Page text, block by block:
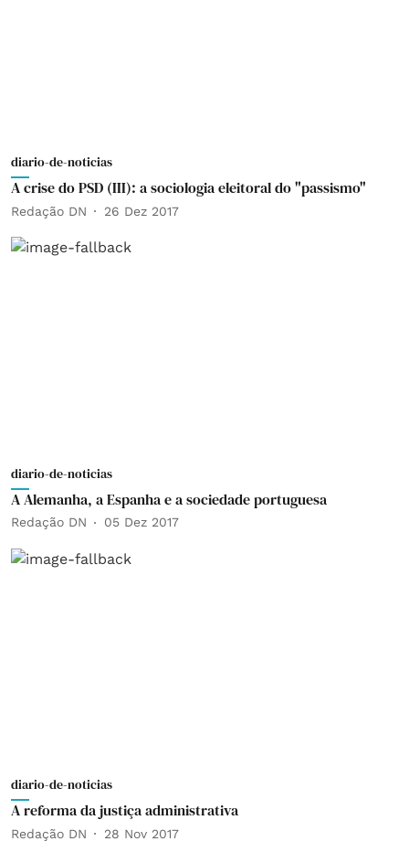
diario-de-noticias
A crise do PSD (III): a sociologia eleitoral do "passismo"
Redação DN 26 Dez 2017
diario-de-noticias
A Alemanha, a Espanha e a sociedade portuguesa
Redação DN 05 Dez 2017
diario-de-noticias
A reforma da justiça administrativa
Redação DN 28 Nov 2017